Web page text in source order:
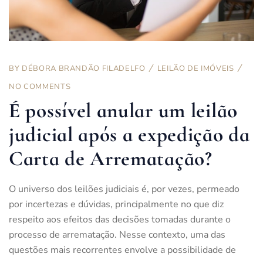
BY DÉBORA BRANDÃO FILADELFO
LEILÃO DE IMÓVEIS
NO COMMENTS
É possível anular um leilão
judicial após a expedição da
Carta de Arrematação?
O universo dos leilões judiciais é, por vezes, permeado
por incertezas e dúvidas, principalmente no que diz
respeito aos efeitos das decisões tomadas durante o
processo de arrematação. Nesse contexto, uma das
questões mais recorrentes envolve a possibilidade de